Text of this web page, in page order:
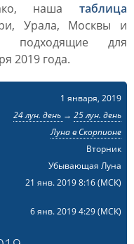
наша таблица
Урала, Москвы и
подходящие для
2019 года.
1 января, 2019
24 лун. день → 25 лун. день
Луна в Скорпионе
Вторник
Убывающая Луна
21 янв. 2019 8:16(МСК)
6 янв. 2019 4:29(МСК)